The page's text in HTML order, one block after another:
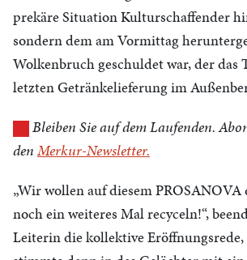
prekäre Situation Kulturschaffender
sondern dem am Vormittag
Wolkenbruch geschuldet war, der das
letzten Getränkelieferung im
Bleiben Sie auf dem Laufenden.
den Merkur-Newsletter.
„Wir wollen auf diesem
noch ein weiteres Mal recyceln!“,
Leiterin die kollektive